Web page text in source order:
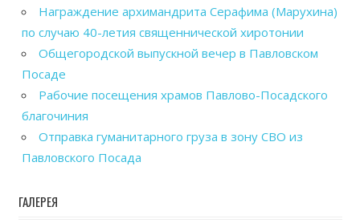
Награждение архимандрита Серафима (Марухина)
по случаю 40-летия священнической хиротонии
Общегородской выпускной вечер в Павловском
Посаде
Рабочие посещения храмов Павлово-Посадского
благочиния
Отправка гуманитарного груза в зону СВО из
Павловского Посада
ГАЛЕРЕЯ